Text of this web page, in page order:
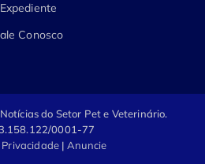
Expediente
Conosco
Notícias do Setor Pet e Veterinário.
0001-77
| Anuncie